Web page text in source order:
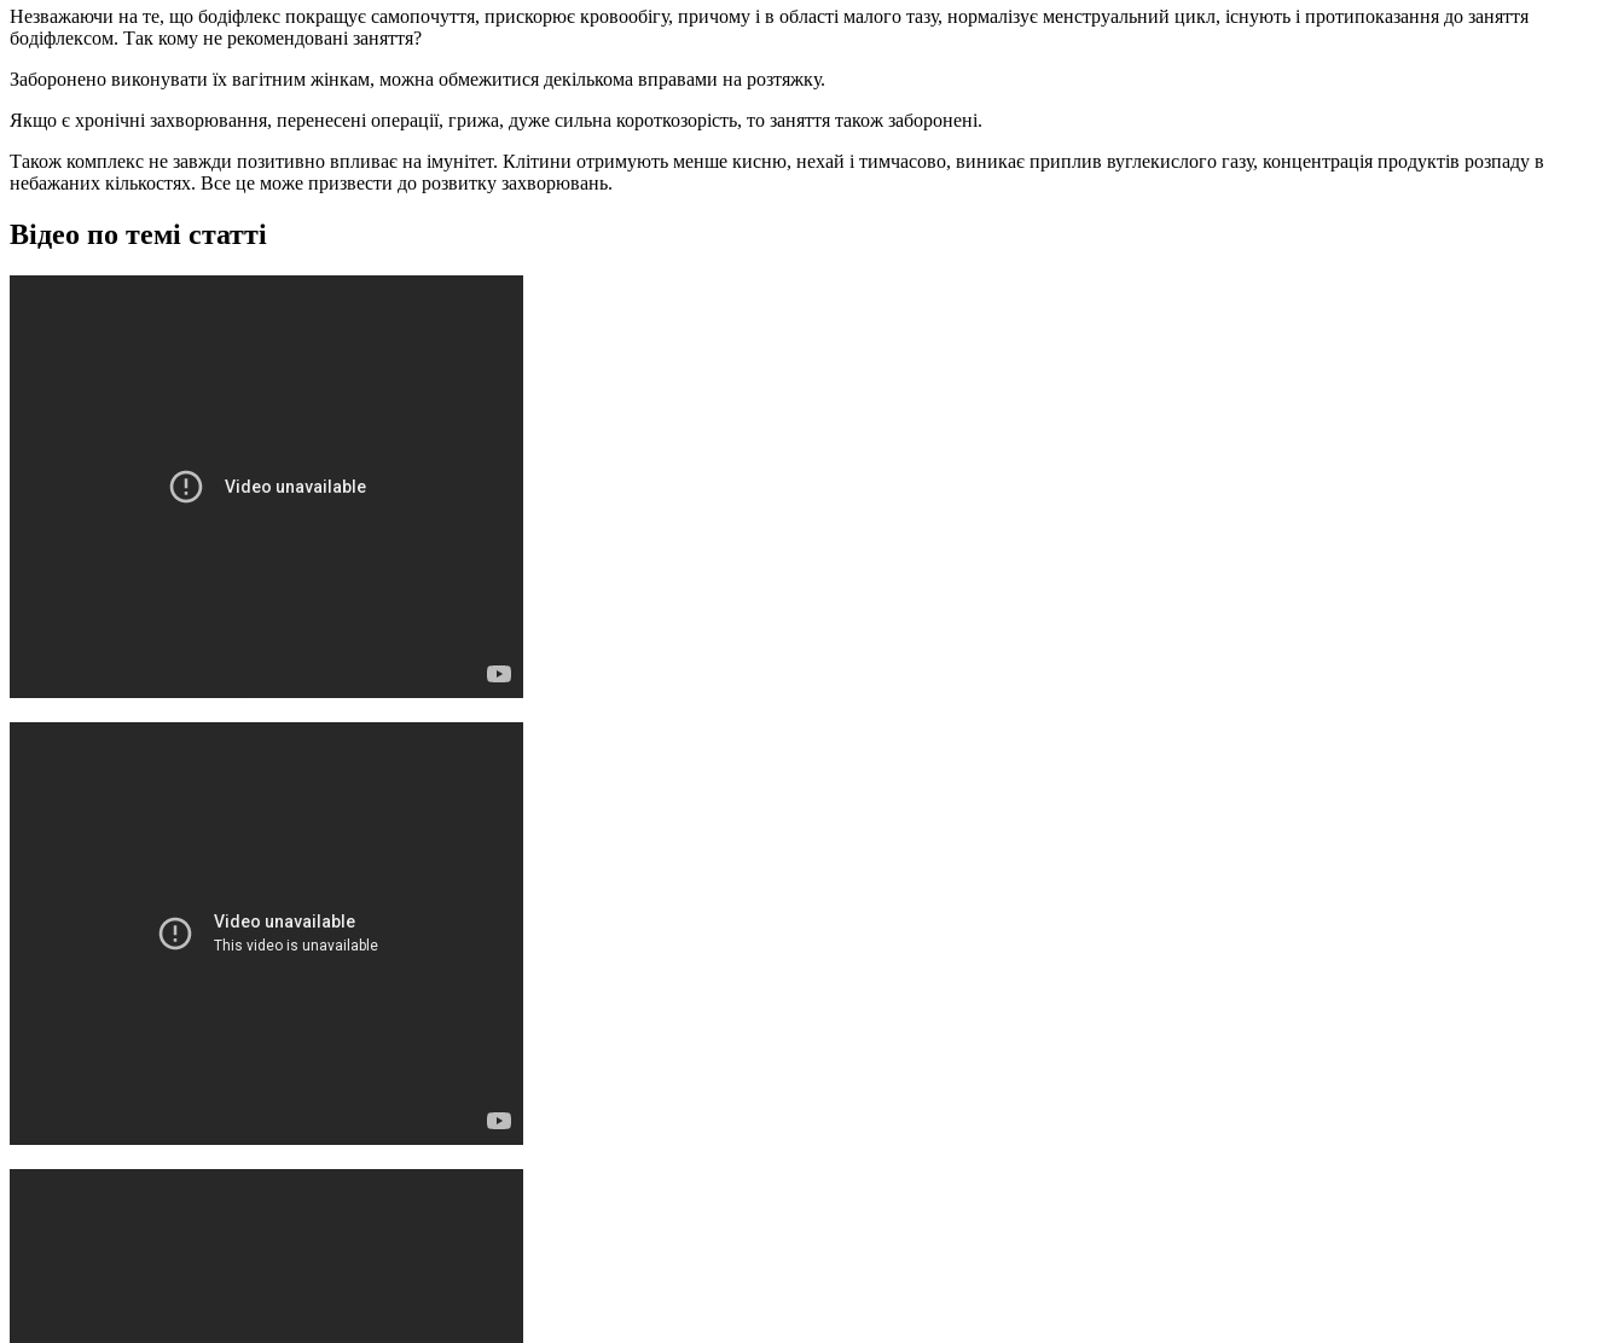
Незважаючи на те, що бодіфлекс покращує самопочуття, прискорює кровообігу, причому і в області малого тазу, нормалізує менструальний цикл, існують і протипоказання до заняття
бодіфлексом. Так кому не рекомендовані заняття?
Заборонено виконувати їх вагітним жінкам, можна обмежитися декількома вправами на розтяжку.
Якщо є хронічні захворювання, перенесені операції, грижа, дуже сильна короткозорість, то заняття також заборонені.
Також комплекс не завжди позитивно впливає на імунітет. Клітини отримують менше кисню, нехай і тимчасово, виникає приплив вуглекислого газу, концентрація продуктів розпаду в
небажаних кількостях. Все це може призвести до розвитку захворювань.
Відео по темі статті